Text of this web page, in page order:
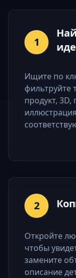
1
Ищите по
фильтруйте
продукт,
2
Откройте
чтобы
замените
описание